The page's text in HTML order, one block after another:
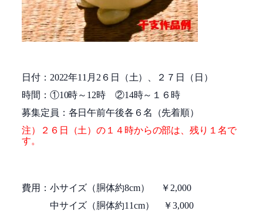
日付： 2022年11 月 2 ６日（土）、２７日（日）
時間：①10時～ 12時 ②14時～１６時
募集定員：各日午前午後各６名（先着順）
注）２６日（土）の１４時からの部は、残り１名で
す。
費用：小サイズ（胴体約8cm） ￥ 2,000
中サイズ（胴体約11cm） ￥3,000